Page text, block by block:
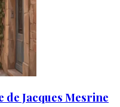
de Jacques Mesrine